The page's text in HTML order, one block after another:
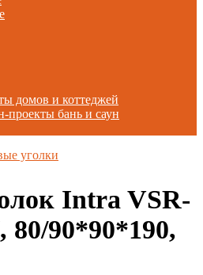
домов и коттеджей
проекты бань и саун
уголки
Intra VSR-
80/90*90*190,